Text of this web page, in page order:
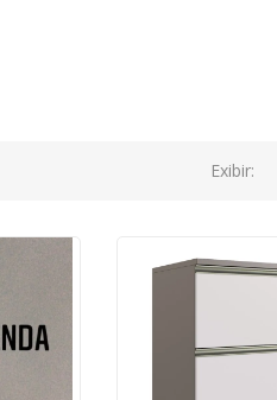
Exibir: